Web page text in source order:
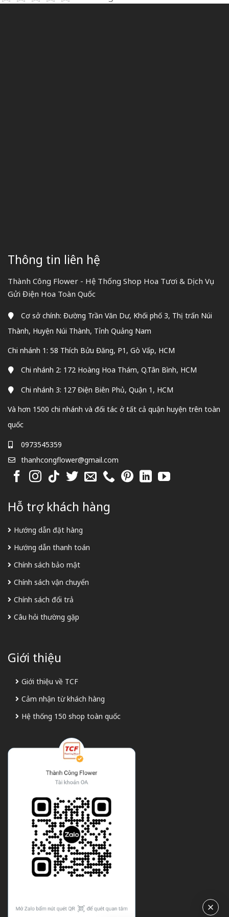
Thông tin liên hệ
Thành Công Flower - Hệ Thống Shop Hoa Tươi & Dịch Vụ
Gửi Điện Hoa Toàn Quốc
Cơ sở chính: Đường Trần Văn Dư, Khối phố 3, Thị trấn Núi
Thành, Huyện Núi Thành, Tỉnh Quảng Nam
Chi nhánh 1: 58 Thích Bửu Đăng, P1, Gò Vấp, HCM
Chi nhánh 2: 172 Hoàng Hoa Thám, Q.Tân Bình, HCM
Chi nhánh 3: 127 Điện Biên Phủ, Quận 1, HCM
Và hơn 1500 chi nhánh và đối tác ở tất cả quận huyện trên toàn
quốc
0973545359
thanhcongflower@gmail.com
Hỗ trợ khách hàng
Hướng dẫn đặt hàng
Hướng dẫn thanh toán
Chính sách bảo mật
Chính sách vận chuyển
Chính sách đổi trả
Câu hỏi thường gặp
Giới thiệu
Giới thiệu về TCF
Cảm nhận từ khách hàng
Hệ thống 150 shop toàn quốc